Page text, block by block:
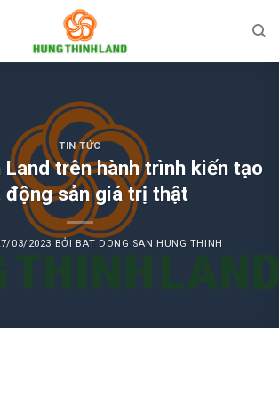
TIN TỨC
Land trên hành trình kiến tạo
động sản giá trị thật
03/2023 BỞI BAT DONG SAN HUNG THINH